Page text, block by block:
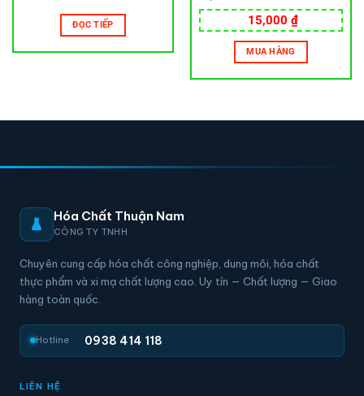
ĐỌC TIẾP
Wheaton
15,000 ₫
MUA HÀNG
Hóa Chất Thuận Nam
CÔNG TY TNHH
Chuyên cung cấp hóa chất công nghiệp, dung môi, hóa chất
thực phẩm và xi mạ chất lượng cao. Uy tín — Chất lượng — Giao
hàng toàn quốc.
Hotline 0938 414 118
LIÊN HỆ